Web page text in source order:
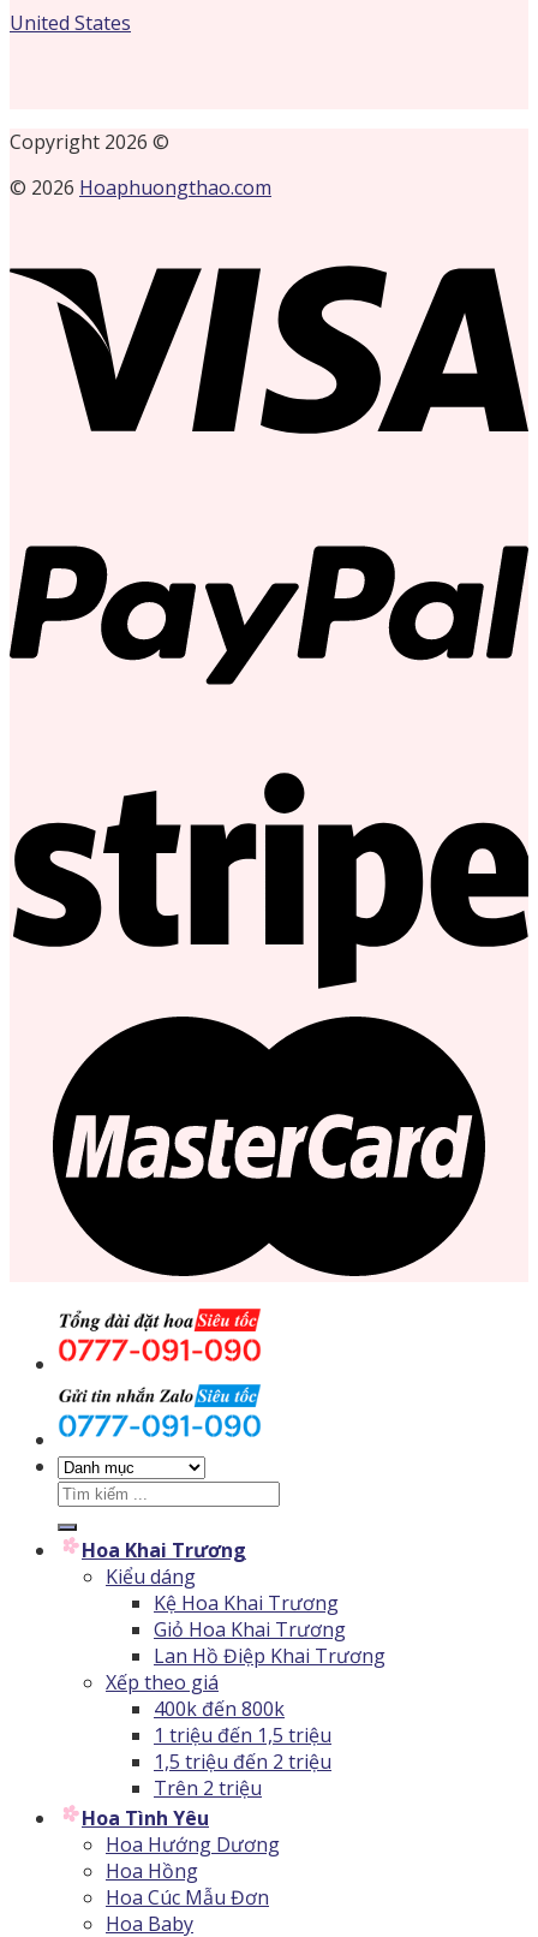
United States
Copyright 2026 ©
© 2026 Hoaphuongthao.com
Tìm
kiếm:
Hoa Khai Trương
Kiểu dáng
Kệ Hoa Khai Trương
Giỏ Hoa Khai Trương
Lan Hồ Điệp Khai Trương
Xếp theo giá
400k đến 800k
1 triệu đến 1,5 triệu
1,5 triệu đến 2 triệu
Trên 2 triệu
Hoa Tình Yêu
Hoa Hướng Dương
Hoa Hồng
Hoa Cúc Mẫu Đơn
Hoa Baby